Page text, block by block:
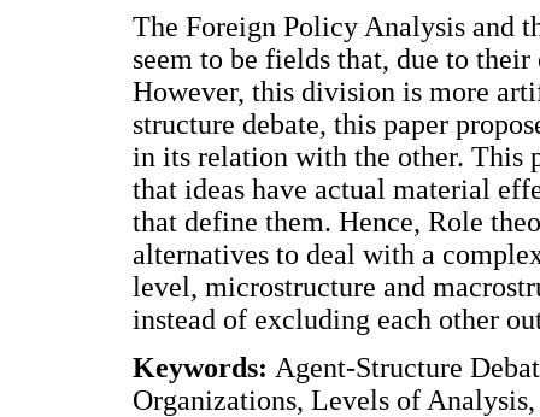
The Foreign Policy Analysis and
seem to be fields that, due to
However, this division is more
structure debate, this paper
in its relation with the other. This
that ideas have actual material
that define them. Hence, Role
alternatives to deal with a
level, microstructure and
instead of excluding each other
Keywords: Agent-Structure
Organizations, Levels of